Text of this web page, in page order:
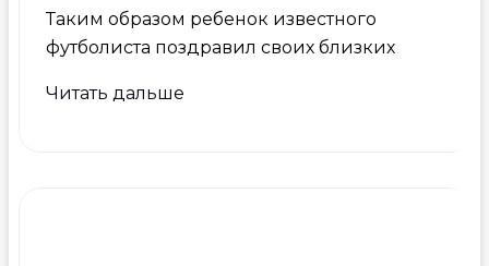
Таким образом ребенок известного
футболиста поздравил своих близких
Сын
Читать дальше